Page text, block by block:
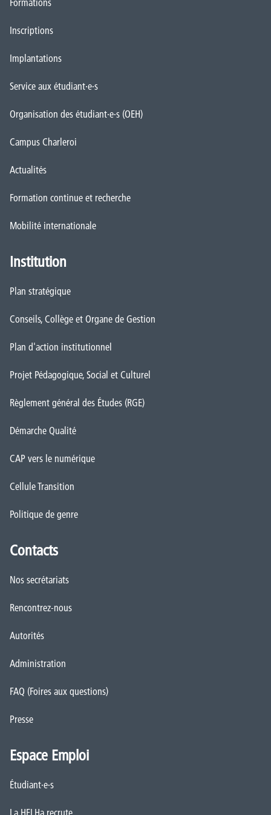
Formations
Inscriptions
Implantations
Service aux étudiant·e·s
Organisation des étudiant·e·s (OEH)
Campus Charleroi
Actualités
Formation continue et recherche
Mobilité internationale
Institution
Plan stratégique
Conseils, Collège et Organe de Gestion
Plan d'action institutionnel
Projet Pédagogique, Social et Culturel
Règlement général des Études (RGE)
Démarche Qualité
CAP vers le numérique
Cellule Transition
Politique de genre
Contacts
Nos secrétariats
Rencontrez-nous
Autorités
Administration
FAQ (Foires aux questions)
Presse
Espace Emploi
Étudiant·e·s